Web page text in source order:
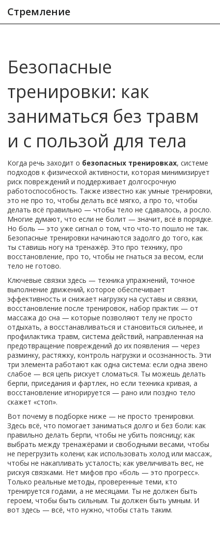
Стремление
Безопасные
тренировки: как
заниматься без травм
и с пользой для тела
Когда речь заходит о безопасных тренировках, системе
подходов к физической активности, которая минимизирует
риск повреждений и поддерживает долгосрочную
работоспособность. Также известно как умные тренировки,
это не про то, чтобы делать всё мягко, а про то, чтобы
делать всё правильно — чтобы тело не сдавалось, а росло.
Многие думают, что если не болит — значит, всё в порядке.
Но боль — это уже сигнал о том, что что-то пошло не так.
Безопасные тренировки начинаются задолго до того, как
ты ставишь ногу на тренажёр. Это про технику, про
восстановление, про то, чтобы не гнаться за весом, если
тело не готово.
Ключевые связки здесь — техника упражнений, точное
выполнение движений, которое обеспечивает
эффективность и снижает нагрузку на суставы и связки,
восстановление после тренировок, набор практик — от
массажа до сна — которые позволяют телу не просто
отдыхать, а восстанавливаться и становиться сильнее, и
профилактика травм, система действий, направленная на
предотвращение повреждений до их появления — через
разминку, растяжку, контроль нагрузки и осознанность. Эти
три элемента работают как одна система: если одна звено
слабое — вся цепь рискует сломаться. Ты можешь делать
берпи, приседания и фартлек, но если техника кривая, а
восстановление игнорируется — рано или поздно тело
скажет «стоп».
Вот почему в подборке ниже — не просто тренировки.
Здесь всё, что помогает заниматься долго и без боли: как
правильно делать берпи, чтобы не убить поясницу; как
выбрать между тренажёрами и свободными весами, чтобы
не перегрузить колени; как использовать холод или массаж,
чтобы не накапливать усталость; как увеличивать вес, не
рискуя связками. Нет мифов про «боль — это прогресс».
Только реальные методы, проверенные теми, кто
тренируется годами, а не месяцами. Ты не должен быть
героем, чтобы быть сильным. Ты должен быть умным. И
вот здесь — всё, что нужно, чтобы стать таким.